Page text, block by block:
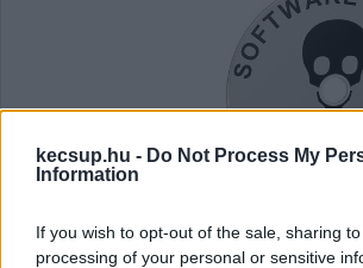
kecsup.hu - Do Not Process My
Information
If you wish to opt-out of the sale, sharing
processing of your personal or sensitive